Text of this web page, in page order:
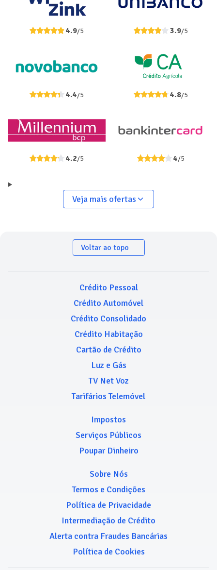
4.9/5 3.9/5
4.4/5 4.8/5
4.2/5 4/5
Veja mais ofertas
Voltar ao topo
Crédito Pessoal
Crédito Automóvel
Crédito Consolidado
Crédito Habitação
Cartão de Crédito
Luz e Gás
TV Net Voz
Tarifários Telemóvel
Impostos
Serviços Públicos
Poupar Dinheiro
Sobre Nós
Termos e Condições
Política de Privacidade
Intermediação de Crédito
Alerta contra Fraudes Bancárias
Política de Cookies